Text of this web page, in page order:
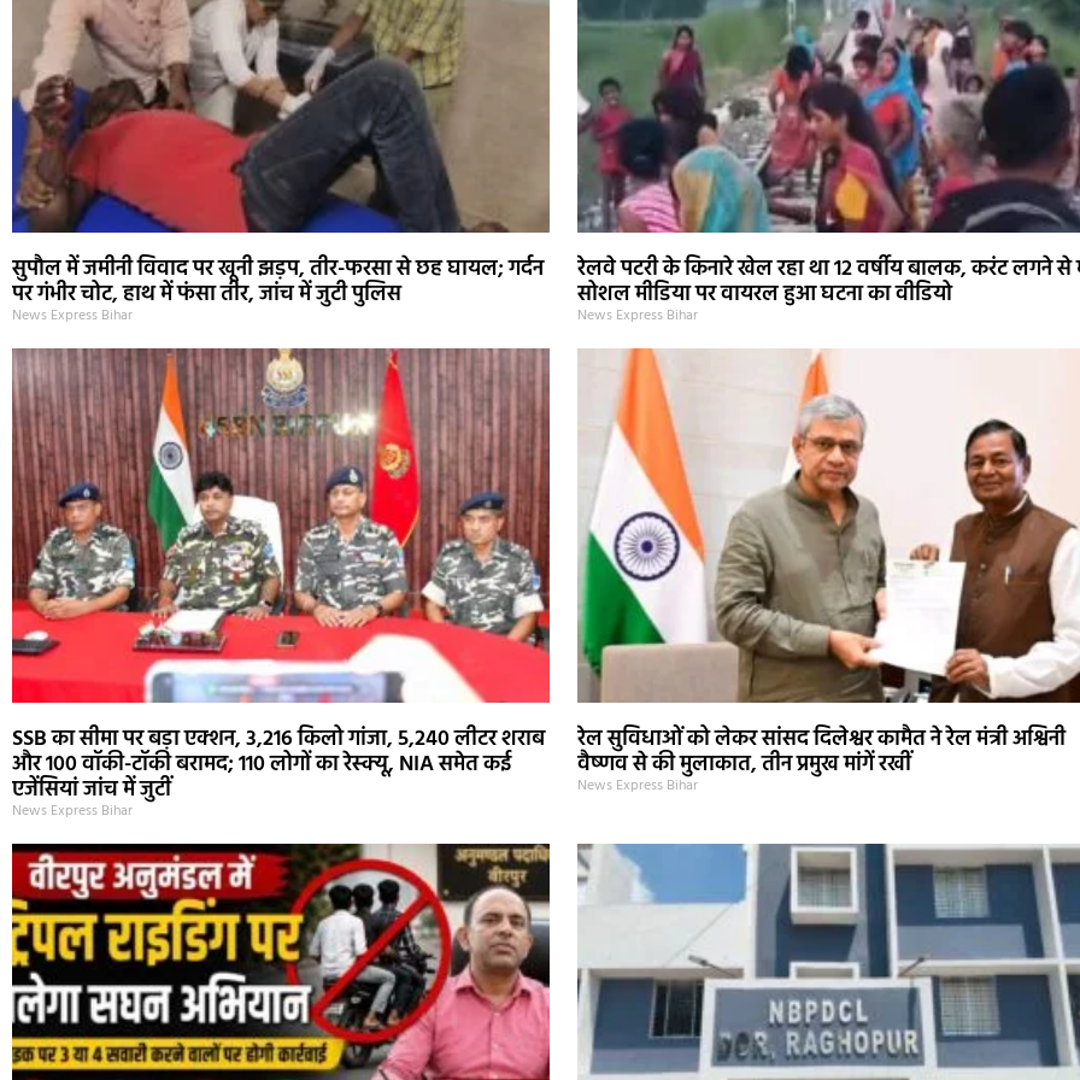
सुपौल में जमीनी विवाद पर खूनी झड़प, तीर-फरसा से छह घायल; गर्दन
पर गंभीर चोट, हाथ में फंसा तीर, जांच में जुटी पुलिस
News Express Bihar
रेलवे पटरी के किनारे खेल रहा था 12 वर्षीय बालक, करंट लगने से
सोशल मीडिया पर वायरल हुआ घटना का वीडियो
News Express Bihar
SSB का सीमा पर बड़ा एक्शन, 3,216 किलो गांजा, 5,240 लीटर शराब
और 100 वॉकी-टॉकी बरामद; 110 लोगों का रेस्क्यू, NIA समेत कई
एजेंसियां जांच में जुटीं
News Express Bihar
रेल सुविधाओं को लेकर सांसद दिलेश्वर कामैत ने रेल मंत्री अश्विनी
वैष्णव से की मुलाकात, तीन प्रमुख मांगें रखीं
News Express Bihar